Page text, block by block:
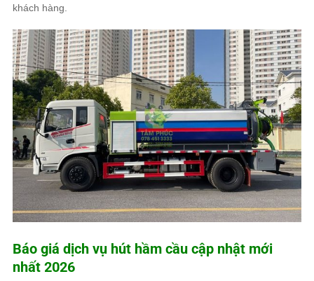
khách hàng.
Báo giá dịch vụ hút hầm cầu cập nhật mới
nhất 2026